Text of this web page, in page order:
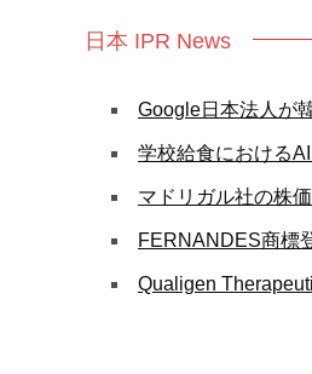
日本 IPR News
Google日本法人が
学校給食における
マドリガル社の株
FERNANDES商標
Qualigen